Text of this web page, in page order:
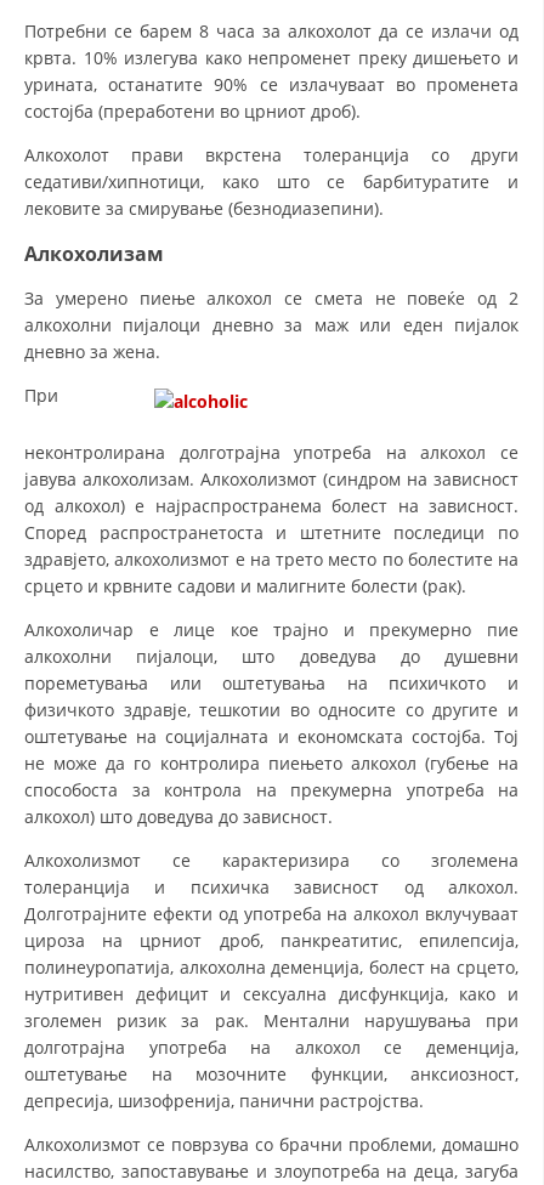
Потребни се барем 8 часа за алкохолот да се излачи од
крвта. 10% излегува како непроменет преку дишењето и
урината, останатите 90% се излачуваат во променета
состојба (преработени во црниот дроб).
Алкохолот прави вкрстена толеранција со други
седативи/хипнотици, како што се барбитуратите и
лековите за смирување (безнодиазепини).
Алкохолизам
За умерено пиење алкохол се смета не повеќе од 2
алкохолни пијалоци дневно за маж или еден пијалок
дневно за жена.
При
неконтролирана долготрајна употреба на алкохол се
јавува алкохолизам. Алкохолизмот (синдром на зависност
од алкохол) е најраспространема болест на зависност.
Според распространетоста и штетните последици по
здравјето, алкохолизмот е на трето место по болестите на
срцето и крвните садови и малигните болести (рак).
Алкохоличар е лице кое трајно и прекумерно пие
алкохолни пијалоци, што доведува до душевни
пореметувања или оштетувања на психичкото и
физичкото здравје, тешкотии во односите со другите и
оштетување на социјалната и економската состојба. Тој
не може да го контролира пиењето алкохол (губење на
способоста за контрола на прекумерна употреба на
алкохол) што доведува до зависност.
Алкохолизмот се карактеризира со зголемена
толеранција и психичка зависност од алкохол.
Долготрајните ефекти од употреба на алкохол вклучуваат
цироза на црниот дроб, панкреатитис, епилепсија,
полинеуропатија, алкохолна деменција, болест на срцето,
нутритивен дефицит и сексуална дисфункција, како и
зголемен ризик за рак. Ментални нарушувања при
долготрајна употреба на алкохол се деменција,
оштетување на мозочните функции, анксиозност,
депресија, шизофренија, панични растројства.
Алкохолизмот се поврзува со брачни проблеми, домашно
насилство, запоставување и злоупотреба на деца, загуба